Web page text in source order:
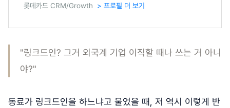
롯데카드 CRM/Growth > 프로필 더 보기
"링크드인? 그거 외국계 기업 이직할 때나 쓰는 거 아니
야?"
동료가 링크드인을 하느냐고 물었을 때, 저 역시 이렇게 반